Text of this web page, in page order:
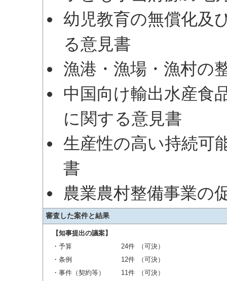
幼児教育の無償化及
る意見書
漁港・漁場・漁村の
中国向け輸出水産食
に関する意見書
生産性の高い持続可
書
農業農村整備事業の
審査した案件と結果
【知事提出の議案】
・予算
24件
（可決）
・条例
12件
（可決）
・事件（契約等）
11件
（可決）